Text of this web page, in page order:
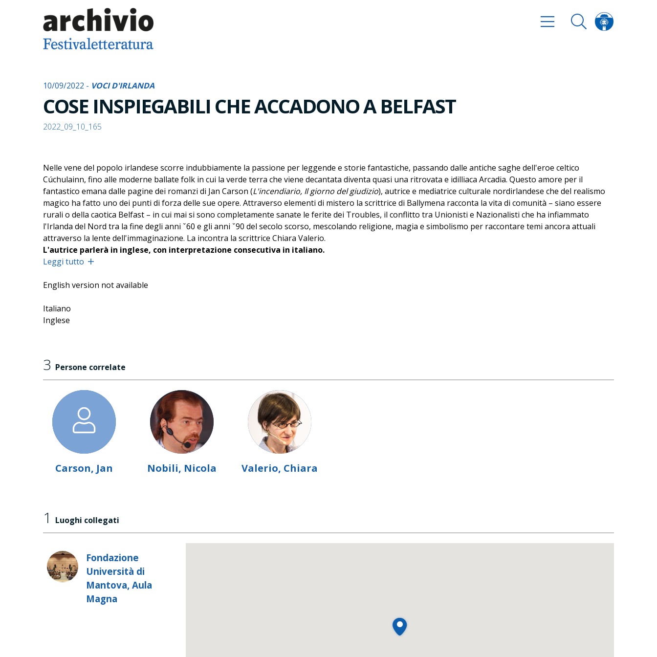
10/09/2022 - VOCI D'IRLANDA
COSE INSPIEGABILI CHE ACCADONO A BELFAST
2022_09_10_165
Nelle vene del popolo irlandese scorre indubbiamente la passione per leggende e storie fantastiche, passando dalle antiche saghe dell'eroe celtico
Cúchulainn, fino alle moderne ballate folk in cui la verde terra che viene decantata diventa quasi una ritrovata e idilliaca Arcadia. Questo amore per il
fantastico emana dalle pagine dei romanzi di Jan Carson (L'incendiario, Il giorno del giudizio), autrice e mediatrice culturale nordirlandese che del realismo
magico ha fatto uno dei punti di forza delle sue opere. Attraverso elementi di mistero la scrittrice di Ballymena racconta la vita di comunità – siano essere
rurali o della caotica Belfast – in cui mai si sono completamente sanate le ferite dei Troubles, il conflitto tra Unionisti e Nazionalisti che ha infiammato
l'Irlanda del Nord tra la fine degli anni ˇ60 e gli anni ˇ90 del secolo scorso, mescolando religione, magia e simbolismo per raccontare temi ancora attuali
attraverso la lente dell'immaginazione. La incontra la scrittrice Chiara Valerio.
L'autrice parlerà in inglese, con interpretazione consecutiva in italiano.
Leggi tutto
English version not available
Italiano
Inglese
3 Persone correlate
Carson, Jan Nobili, Nicola Valerio, Chiara
1 Luoghi collegati
Fondazione
Università di
Mantova, Aula
Magna